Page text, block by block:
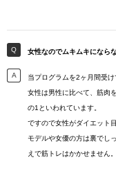
女性なのでムキムキになら
当プログラムを2ヶ月間受
女性は男性に比べて、筋肉
の1といわれています。
ですので女性がダイエット
モデルや女優の方は裏でし
えで筋トレはかかせません。